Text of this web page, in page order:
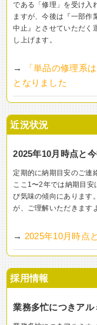
である「修理」を受け入
ますが、今後は『一部作
中止』とさせていただく
し上げます。
→
「単品の修理系
となりました
近況状況
2025年10月時点と
定期的に納期目安のご連
ここ1〜2年では納期目安
び気味の傾向にあります
が、ご理解いただきます
→ 2025年10月時点
採用情報
業務多忙につきアル